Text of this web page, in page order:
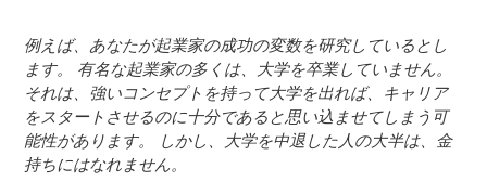
例えば、あなたが起業家の成功の変数を研究しているとし
ます。 有名な起業家の多くは、大学を卒業していません。
それは、強いコンセプトを持って大学を出れば、キャリア
をスタートさせるのに十分であると思い込ませてしまう可
能性があります。 しかし、大学を中退した人の大半は、金
持ちにはなれません。